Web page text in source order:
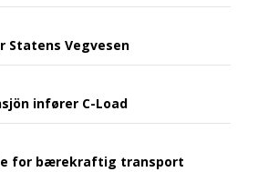
Statens Vegvesen
infører C-Load
for bærekraftig transport